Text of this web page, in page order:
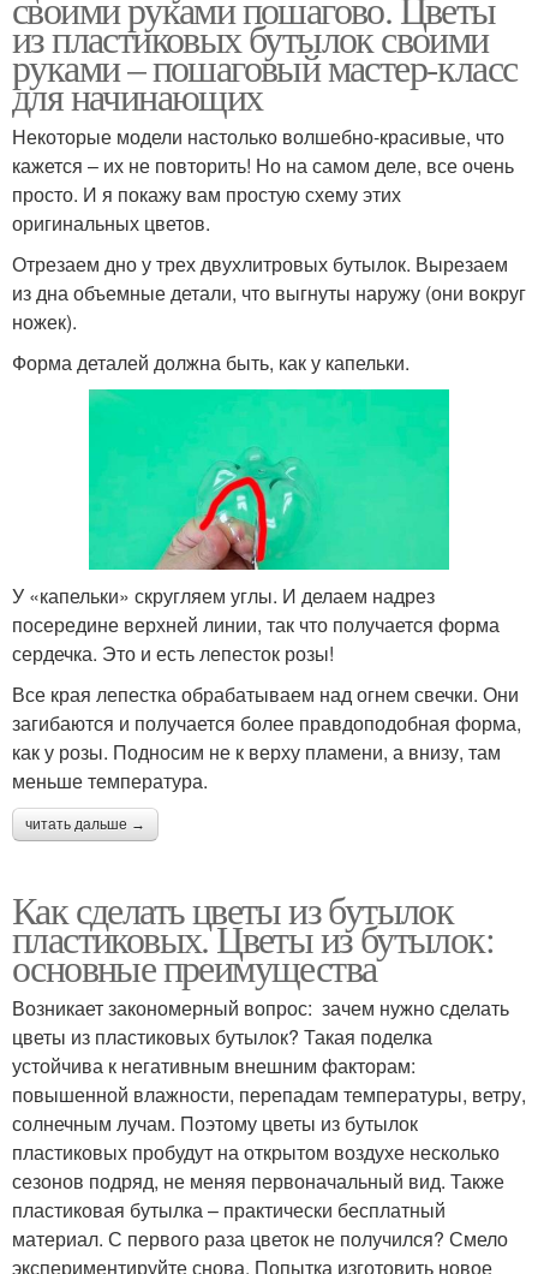
из пластиковых бутылок своими
руками – пошаговый мастер-класс
для начинающих
Некоторые модели настолько волшебно-красивые, что
кажется – их не повторить! Но на самом деле, все очень
просто. И я покажу вам простую схему этих
оригинальных цветов.
Отрезаем дно у трех двухлитровых бутылок. Вырезаем
из дна объемные детали, что выгнуты наружу (они вокруг
ножек).
Форма деталей должна быть, как у капельки.
У «капельки» скругляем углы. И делаем надрез
посередине верхней линии, так что получается форма
сердечка. Это и есть лепесток розы!
Все края лепестка обрабатываем над огнем свечки. Они
загибаются и получается более правдоподобная форма,
как у розы. Подносим не к верху пламени, а внизу, там
меньше температура.
читать дальше →
Как сделать цветы из бутылок
пластиковых. Цветы из бутылок:
основные преимущества
Возникает закономерный вопрос: зачем нужно сделать
цветы из пластиковых бутылок? Такая поделка
устойчива к негативным внешним факторам:
повышенной влажности, перепадам температуры, ветру,
солнечным лучам. Поэтому цветы из бутылок
пластиковых пробудут на открытом воздухе несколько
сезонов подряд, не меняя первоначальный вид. Также
пластиковая бутылка – практически бесплатный
материал. С первого раза цветок не получился? Смело
экспериментируйте снова. Попытка изготовить новое